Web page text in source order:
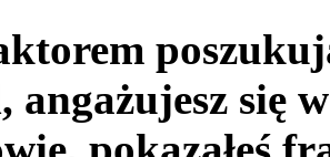
angażujesz się